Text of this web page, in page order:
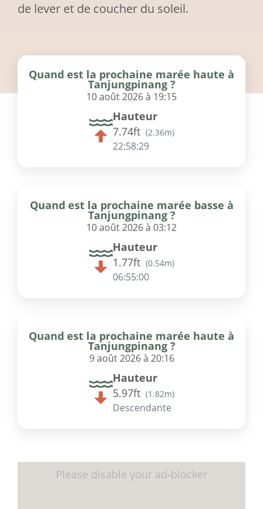
de lever et de coucher du soleil.
Quand est la prochaine marée haute à
Tanjungpinang ?
10 août 2026 à 19:15
Hauteur
7.74ft (2.36m)
22:58:29
Quand est la prochaine marée basse à
Tanjungpinang ?
10 août 2026 à 03:12
Hauteur
1.77ft (0.54m)
06:55:00
Quand est la prochaine marée haute à
Tanjungpinang ?
9 août 2026 à 20:16
Hauteur
5.97ft (1.82m)
Descendante